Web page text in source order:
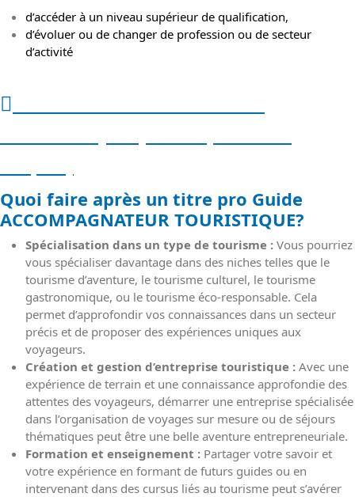
d’accéder à un niveau supérieur de qualification,
d’évoluer ou de changer de profession ou de secteur
d’activité
Quoi faire après un titre pro Guide
ACCOMPAGNATEUR TOURISTIQUE?
Spécialisation dans un type de tourisme : Vous pourriez
vous spécialiser davantage dans des niches telles que le
tourisme d’aventure, le tourisme culturel, le tourisme
gastronomique, ou le tourisme éco-responsable. Cela
permet d’approfondir vos connaissances dans un secteur
précis et de proposer des expériences uniques aux
voyageurs.
Création et gestion d’entreprise touristique : Avec une
expérience de terrain et une connaissance approfondie des
attentes des voyageurs, démarrer une entreprise spécialisée
dans l’organisation de voyages sur mesure ou de séjours
thématiques peut être une belle aventure entrepreneuriale.
Formation et enseignement : Partager votre savoir et
votre expérience en formant de futurs guides ou en
intervenant dans des cursus liés au tourisme peut s’avérer